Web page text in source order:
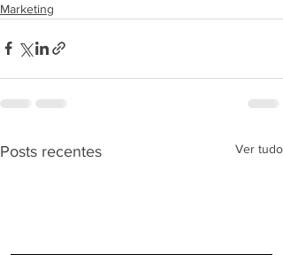
Marketing
Posts recentes Ver tudo